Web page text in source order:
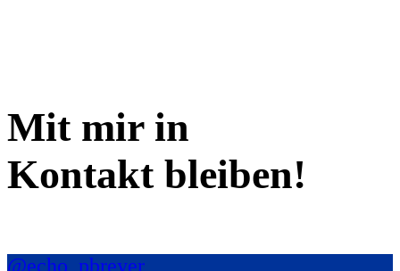
Mit mir in
Kontakt bleiben!
@echo_pbreyer